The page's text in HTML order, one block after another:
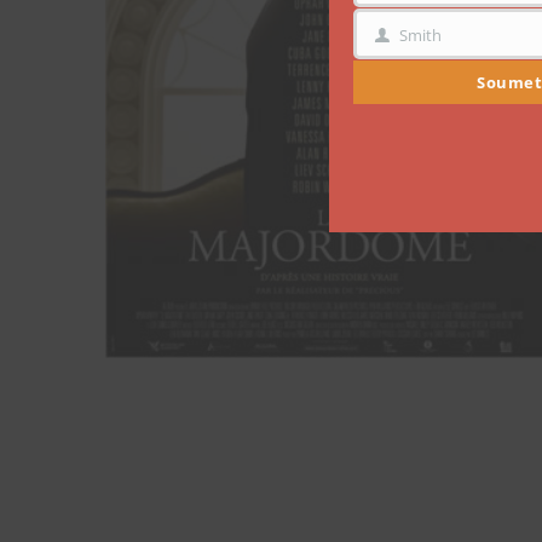
NOM Smith